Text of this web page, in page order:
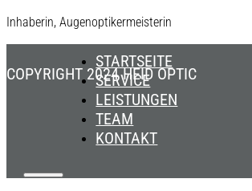
STARTSEITE
SERVICE
LEISTUNGEN
TEAM
KONTAKT
Inhaberin, Augenoptikermeisterin
COPYRIGHT 2024 HEID OPTIC